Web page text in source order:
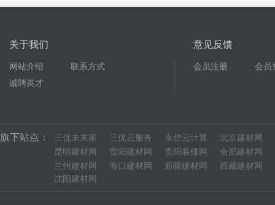
关于我们
网站介绍
联系方式
诚聘英才
意见反馈
会员注册 会员
旗下站点： 三优未来家 三优云服务 永信云计算 北京建材网
昆明建材网
贵阳建材网 贵阳装修网 合肥建材网
兰州建材网
海口建材网 新疆建材网 西藏建材网
沈阳建材网